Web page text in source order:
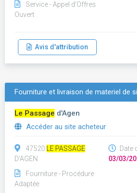
Service - Appel d'Offres
Ouvert
Avis d'attribution
Fourniture et livraison de materiel de
Le Passage d'Agen
Accéder au site acheteur
47520
LE PASSAGE
D'AGEN
Fourniture - Procédure
Adaptée
Date
03/03/